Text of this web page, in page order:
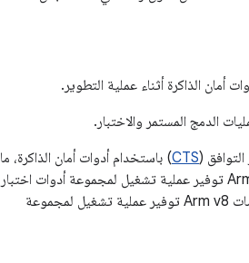
الدمج المستمر والاختبار.
(
CTS) باستخدام أدوات أمان الذاكرة، ما
يثبت عدم العثور على أي أخطاء من هذا النوع. على سبيل المثال، سيُطلب من منصات Arm v9 توفير عملية تشغيل لمجموعة أدوات اختبار
التوافق مع تفعيل ميزة &quot;وضع العلامات على الذاكرة&quot;، بينما سيُطلب من منصات Arm v8 توفير عملية تشغيل لمجموعة